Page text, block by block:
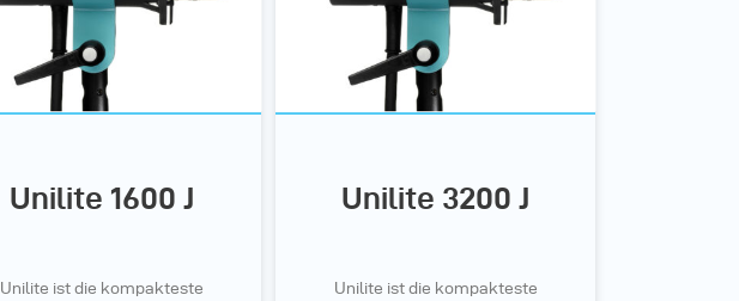
Unilite 1600 J
Unilite ist die kompakteste
Unilite 3200 J
Unilite ist die kompakteste